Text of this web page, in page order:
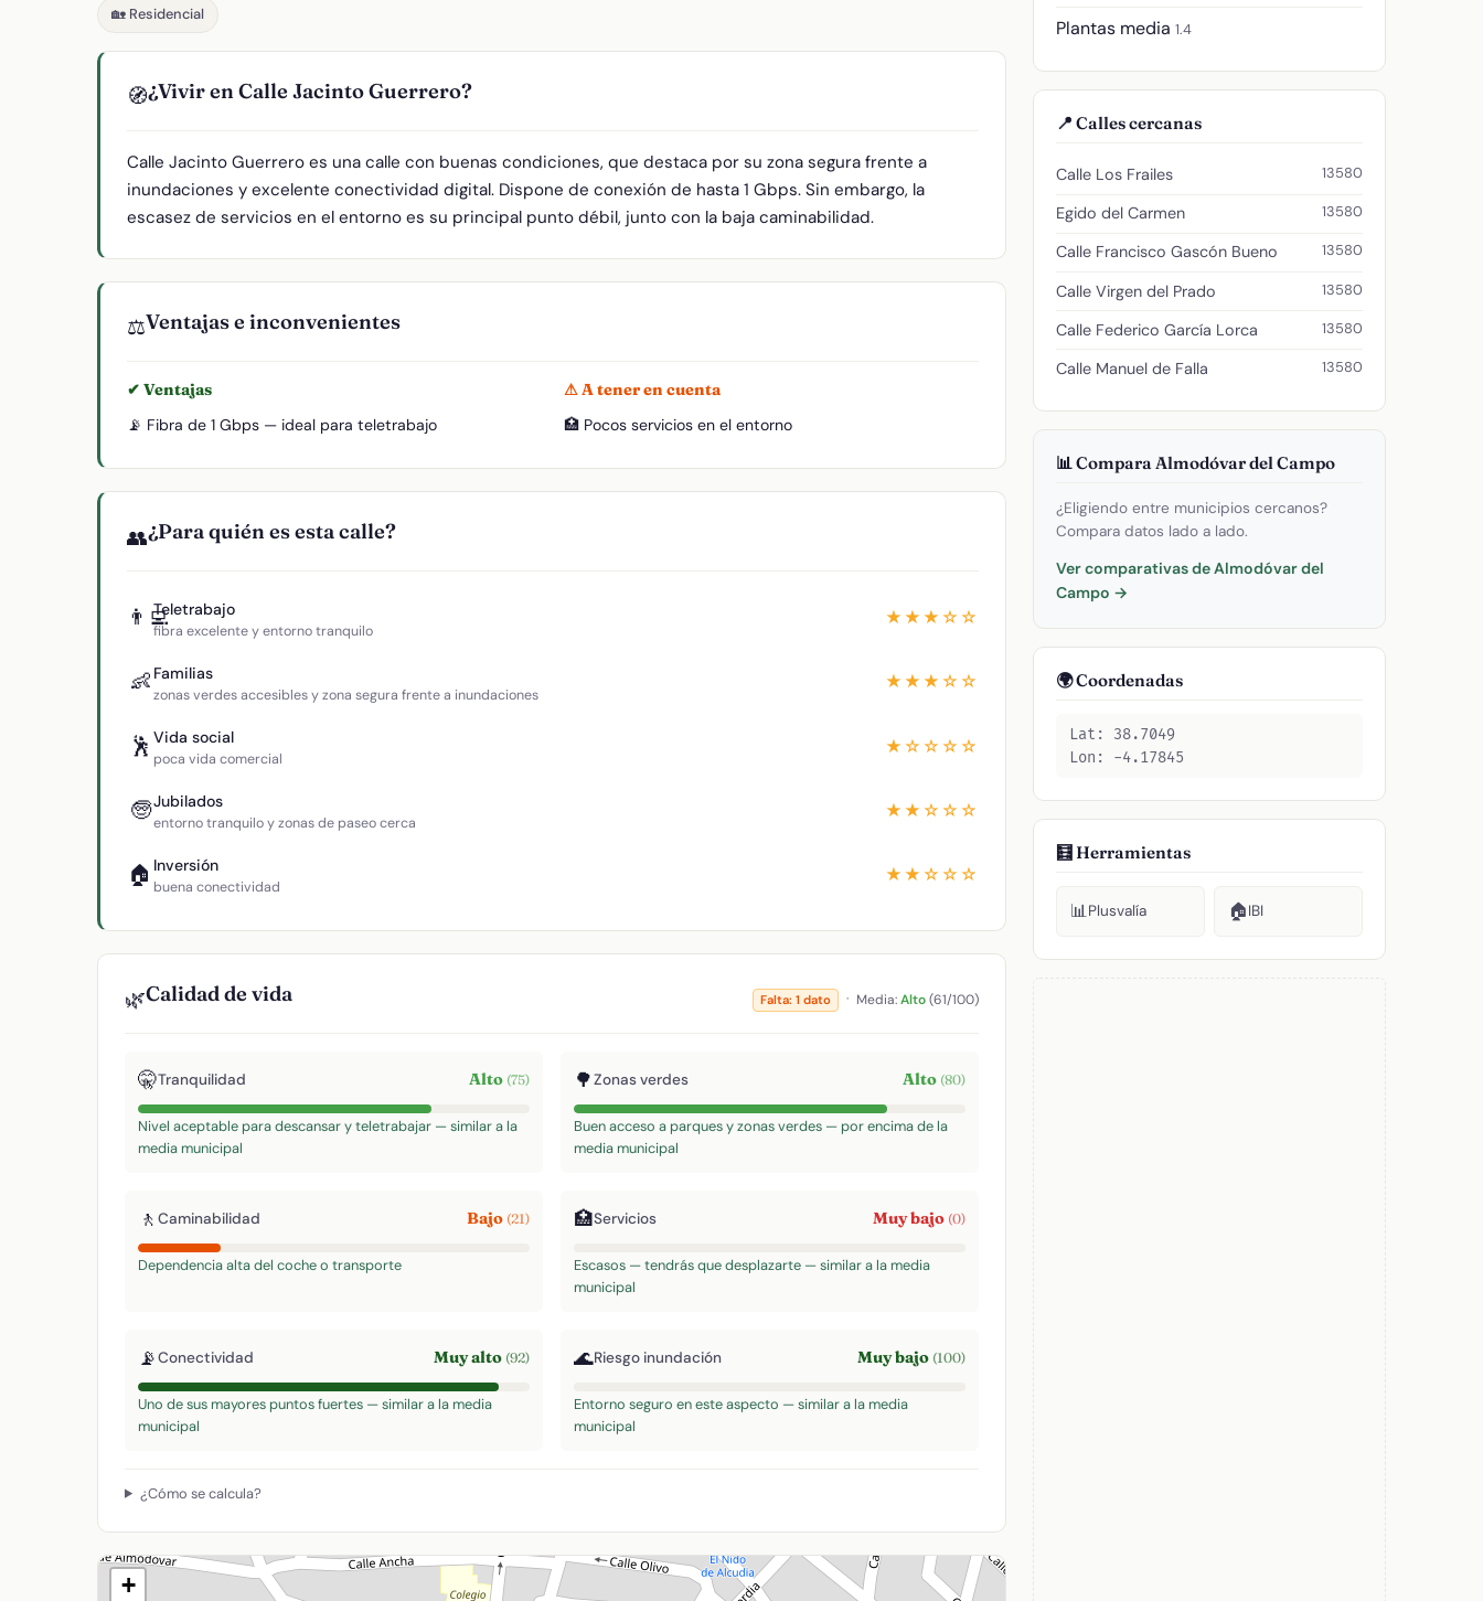
🏡 Residencial
🧭¿Vivir en Calle Jacinto Guerrero?
Calle Jacinto Guerrero es una calle con buenas condiciones, que destaca por su zona segura frente a
inundaciones y excelente conectividad digital. Dispone de conexión de hasta 1 Gbps. Sin embargo, la
escasez de servicios en el entorno es su principal punto débil, junto con la baja caminabilidad.
⚖️Ventajas e inconvenientes
✔ Ventajas
📡 Fibra de 1 Gbps — ideal para teletrabajo
⚠ A tener en cuenta
🏥 Pocos servicios en el entorno
👥¿Para quién es esta calle?
👨‍💻Teletrabajo
fibra excelente y entorno tranquilo
★★★☆☆
👶 Familias
zonas verdes accesibles y zona segura frente a inundaciones
★★★☆☆
🕺 Vida social
poca vida comercial
★☆☆☆☆
🧓Jubilados
entorno tranquilo y zonas de paseo cerca
★★☆☆☆
🏠 Inversión
buena conectividad
★★☆☆☆
🌿Calidad de vida Falta: 1 dato · Media:Alto(61/100)
🤫Tranquilidad Alto (75)
Nivel aceptable para descansar y teletrabajar — similar a la
media municipal
🌳Zonas verdes Alto (80)
Buen acceso a parques y zonas verdes — por encima de la
media municipal
🚶 Caminabilidad Bajo (21)
Dependencia alta del coche o transporte
🏥Servicios Muy bajo (0)
Escasos — tendrás que desplazarte — similar a la media
municipal
📡Conectividad Muy alto (92)
Uno de sus mayores puntos fuertes — similar a la media
municipal
🌊Riesgo inundación Muy bajo (100)
Entorno seguro en este aspecto — similar a la media
municipal
¿Cómo se calcula?
+
Plantas media 1.4
📍 Calles cercanas
Calle Los Frailes 13580
Egido del Carmen 13580
Calle Francisco Gascón Bueno 13580
Calle Virgen del Prado 13580
Calle Federico García Lorca 13580
Calle Manuel de Falla 13580
📊 Compara Almodóvar del Campo
¿Eligiendo entre municipios cercanos?
Compara datos lado a lado.
Ver comparativas de Almodóvar del
Campo →
🌍 Coordenadas
Lat: 38.7049
Lon: -4.17845
🧮 Herramientas
📊Plusvalía 🏠IBI